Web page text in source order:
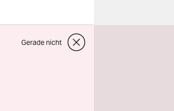
Gerade nicht